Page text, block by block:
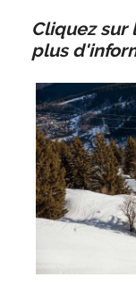
Cliquez sur
plus